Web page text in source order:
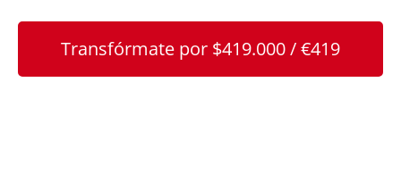
Transfórmate por $419.000 / €419